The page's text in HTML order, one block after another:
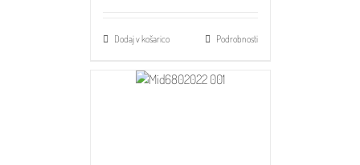
Dodaj v košarico Podrobnosti